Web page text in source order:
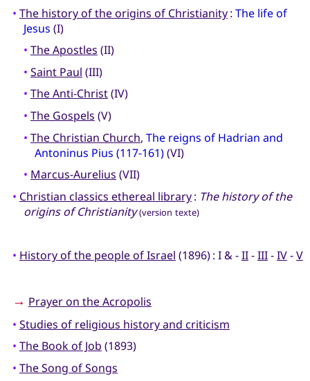
• The history of the origins of Christianity: The life of
Jesus (I)
• The Apostles (II)
• Saint Paul (III)
• The Anti-Christ(IV)
• The Gospels (V)
• The Christian Church, The reigns of Hadrian and
Antoninus Pius (117-161)(VI)
• Marcus-Aurelius (VII)
• Christian classics ethereal library: The history of the
origins of Christianity (version texte)
• History of the people of Israel (1896) : I & -II-III-IV-V
→ Prayer on the Acropolis
• Studies of religious history and criticism
• The Book of Job (1893)
• The Song of Songs